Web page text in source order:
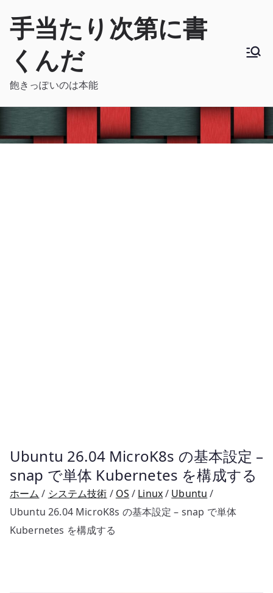
手当たり次第に書
くんだ
飽きっぽいのは本能
Ubuntu 26.04 MicroK8s の基本設定 –
snap で単体 Kubernetes を構成する
ホーム システム技術 OS Linux
Ubuntu
Ubuntu 26.04 MicroK8s の基本設定 – snap で単体
Kubernetes を構成する